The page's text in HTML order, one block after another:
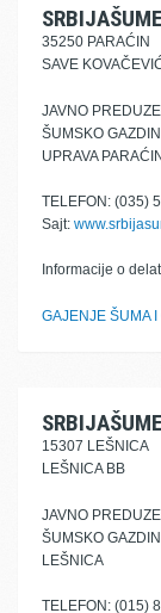
SRBIJAŠUME
35250 PARAĆIN
SAVE
JAVNO
ŠUMSKO
UPRAVA PARAĆIN
TELEFON: (035)
Sajt:
Informacije o
GAJENJE ŠUMA
SRBIJAŠUME
15307 LEŠNICA
LEŠNICA BB
JAVNO
ŠUMSKO
LEŠNICA
TELEFON: (015)